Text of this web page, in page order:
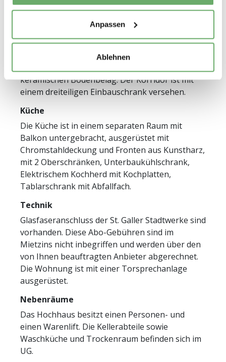
Anpassen
Ablehnen
Wohnungsbeschrieb
Ausstattung
Das Wohn- und Schlafzimmer ist mit
keramischen Bodenbelag. Der Korridor ist mit
einem dreiteiligen Einbauschrank versehen.
Küche
Die Küche ist in einem separaten Raum mit
Balkon untergebracht, ausgerüstet mit
Chromstahldeckung und Fronten aus Kunstharz,
mit 2 Oberschränken, Unterbaukühlschrank,
Elektrischem Kochherd mit Kochplatten,
Tablarschrank mit Abfallfach.
Technik
Glasfaseranschluss der St. Galler Stadtwerke sind
vorhanden. Diese Abo-Gebühren sind im
Mietzins nicht inbegriffen und werden über den
von Ihnen beauftragten Anbieter abgerechnet.
Die Wohnung ist mit einer Torsprechanlage
ausgerüstet.
Nebenräume
Das Hochhaus besitzt einen Personen- und
einen Warenlift. Die Kellerabteile sowie
Waschküche und Trockenraum befinden sich im
UG.